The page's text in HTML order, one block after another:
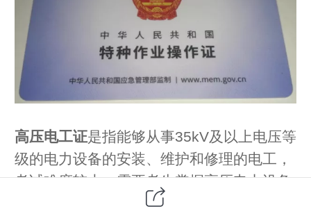
高压电工证是指能够从事35kV及以上电压等
级的电力设备的安装、维护和修理的电工，
考试难度较大，需要考生掌握高压电力设备
的相关知识和操作技能。